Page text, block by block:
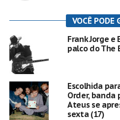
VOCÊ PODE
Frank Jorge e
palco do The
Escolhida
Order, banda
Ateus se
sexta (17)